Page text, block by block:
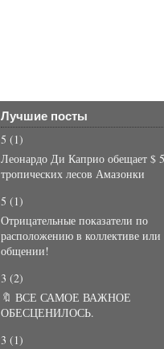
Лучшие посты
5 (1)
Леонардо Ди Каприо обещает $
тропических лесов Амазонки
5 (1)
Отрицательные показатели по
расположению в коллективе
общении!
3 (2)
🔖 ВСЕ САМОЕ ВАЖНОЕ
ОБЕСЦЕНИЛОСЬ.
3 (1)